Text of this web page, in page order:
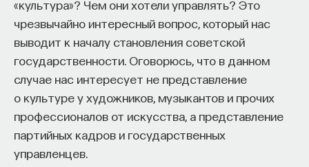
«культура»? Чем они хотели управлять? Это
чрезвычайно интересный вопрос, который нас
выводит к началу становления советской
государственности. Оговорюсь, что в данном
случае нас интересует не представление
о культуре у художников, музыкантов и прочих
профессионалов от искусства, а представление
партийных кадров и государственных
управленцев.
СОХРАНИТЬ КУРС
Однако, несмотря на их детерминизм, несмотря
на веру в то, что все случившееся должно было
случиться, древние не были фаталистами
в отношении будущего. Стоики не сидели сложа
руки в смирении перед будущим — напротив, они
проводили свои дни в постоянных попытках
повлиять на исход грядущих событий. Точно
так же и римские солдаты храбро шли на войну
и доблестно сражались в битвах, даже если